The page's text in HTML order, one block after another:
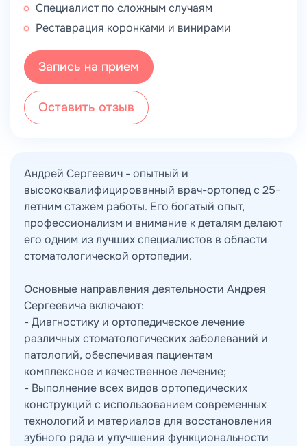
Специалист по сложным случаям
Реставрация коронками и винирами
Запись на прием
Оставить отзыв
Андрей Сергеевич - опытный и
высококвалифицированный врач-ортопед с 25-
летним стажем работы. Его богатый опыт,
профессионализм и внимание к деталям делают
его одним из лучших специалистов в области
стоматологической ортопедии.
Основные направления деятельности Андрея
Сергеевича включают:
- Диагностику и ортопедическое лечение
различных стоматологических заболеваний и
патологий, обеспечивая пациентам
комплексное и качественное лечение;
- Выполнение всех видов ортопедических
конструкций с использованием современных
технологий и материалов для восстановления
зубного ряда и улучшения функциональности